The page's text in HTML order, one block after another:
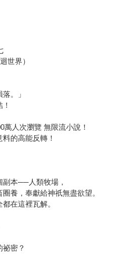
世界）
。」
人次瀏覽 無限流小說！
的高能反轉！
副本──人類牧場，
養，奉獻給神祇無盡欲望。
在這裡瓦解。
密？